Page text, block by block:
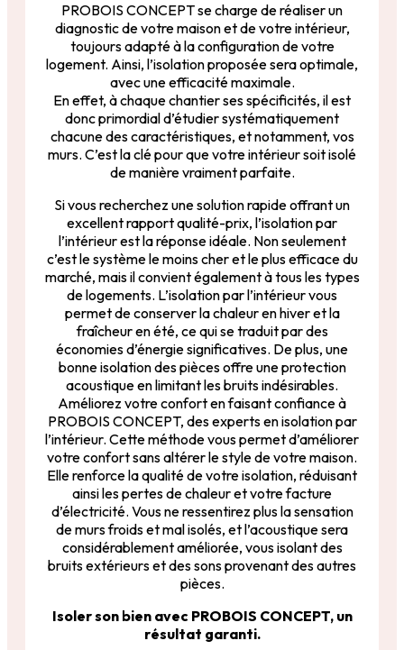
PROBOIS CONCEPT se charge de réaliser un
diagnostic de votre maison et de votre intérieur,
toujours adapté à la configuration de votre
logement. Ainsi, l’isolation proposée sera optimale,
avec une efficacité maximale.
En effet, à chaque chantier ses spécificités, il est
donc primordial d’étudier systématiquement
chacune des caractéristiques, et notamment, vos
murs. C’est la clé pour que votre intérieur soit isolé
de manière vraiment parfaite.
Si vous recherchez une solution rapide offrant un
excellent rapport qualité-prix, l’isolation par
l’intérieur est la réponse idéale. Non seulement
c’est le système le moins cher et le plus efficace du
marché, mais il convient également à tous les types
de logements. L’isolation par l’intérieur vous
permet de conserver la chaleur en hiver et la
fraîcheur en été, ce qui se traduit par des
économies d’énergie significatives. De plus, une
bonne isolation des pièces offre une protection
acoustique en limitant les bruits indésirables.
Améliorez votre confort en faisant confiance à
PROBOIS CONCEPT, des experts en isolation par
l’intérieur. Cette méthode vous permet d’améliorer
votre confort sans altérer le style de votre maison.
Elle renforce la qualité de votre isolation, réduisant
ainsi les pertes de chaleur et votre facture
d’électricité. Vous ne ressentirez plus la sensation
de murs froids et mal isolés, et l’acoustique sera
considérablement améliorée, vous isolant des
bruits extérieurs et des sons provenant des autres
pièces.
Isoler son bien avec PROBOIS CONCEPT, un
résultat garanti.